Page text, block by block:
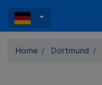
Home Dortmund